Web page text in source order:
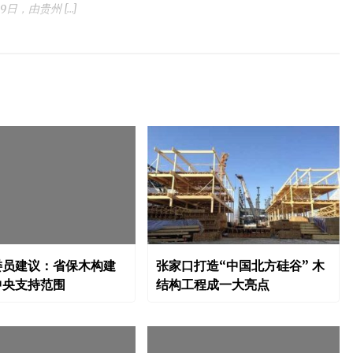
日，由贵州 […]
建议：省保木构建
支持范围
张家口打造“中国北方硅谷” 木
结构工程成一大亮点